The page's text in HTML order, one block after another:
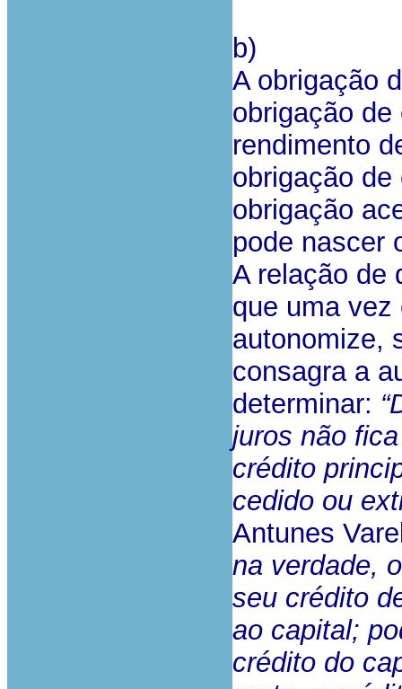
b)
A obrigação
obrigação
rendimento
obrigação
obrigação
pode nascer
A relação de
que uma
autonomize,
consagra a
determinar:
juros não
crédito
cedido ou
Antunes
na verdade,
seu crédito
ao capital;
crédito do